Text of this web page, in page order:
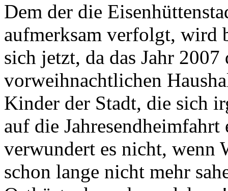
Dem der die
aufmerksam verfolgt, wird
sich jetzt, da das Jahr
vorweihnachtlichen
Kinder der Stadt, die sich
auf die
verwundert es nicht, wenn
schon lange nicht mehr